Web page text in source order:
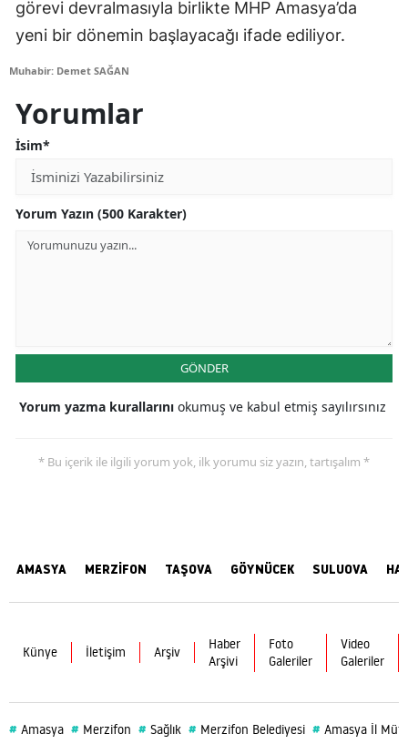
görevi devralmasıyla birlikte MHP Amasya’da
yeni bir dönemin başlayacağı ifade ediliyor.
Muhabir: Demet SAĞAN
Yorumlar
İsim*
Yorum Yazın (500 Karakter)
GÖNDER
Yorum yazma kurallarını okumuş ve kabul etmiş sayılırsınız
* Bu içerik ile ilgili yorum yok, ilk yorumu siz yazın, tartışalım *
AMASYA MERZİFON TAŞOVA GÖYNÜCEK SULUOVA
Künye İletişim Arşiv
Haber
Arşivi
Foto
Galeriler
Video
Galeriler
# Amasya # Merzifon # Sağlık # Merzifon Belediyesi # Amasya İl